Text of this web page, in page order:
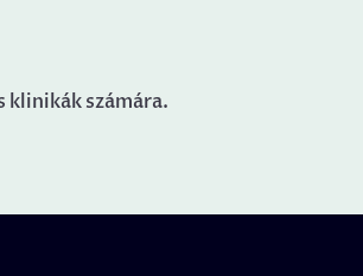
klinikák számára.